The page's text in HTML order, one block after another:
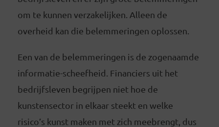
om te kunnen verzakelijken. Alleen de
overheid kan die belemmeringen oplossen.
Een van de belemmeringen is de zogenaamde
informatie-scheefheid. Financiers uit het
bedrijfsleven begrijpen niet hoe de
kunstensector in elkaar steekt en welke
risico’s kunst maken met zich meebrengt, dus